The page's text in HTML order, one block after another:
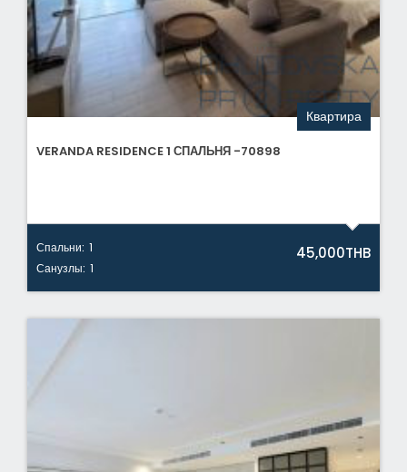
Квартира
VERANDA RESIDENCE 1 СПАЛЬНЯ -70898
Спальни: 1
Санузлы: 1
45,000THB